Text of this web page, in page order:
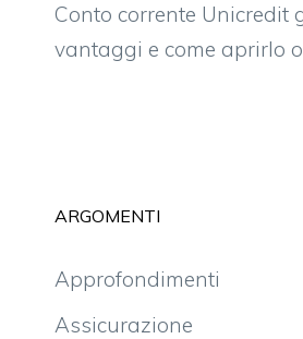
Conto corrente Unicredit
vantaggi e come aprirlo
ARGOMENTI
Approfondimenti
Assicurazione